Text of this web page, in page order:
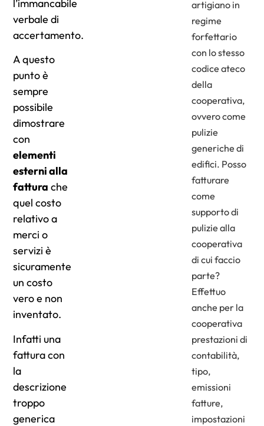
l’immancabile
verbale di
accertamento.
A questo
punto è
sempre
possibile
dimostrare
con
elementi
esterni alla
fattura che
quel costo
relativo a
merci o
servizi è
sicuramente
un costo
vero e non
inventato.
Infatti una
fattura con
la
descrizione
troppo
generica
artigiano in
regime
forfettario
con lo stesso
codice ateco
della
cooperativa,
ovvero come
pulizie
generiche di
edifici. Posso
fatturare
come
supporto di
pulizie alla
cooperativa
di cui faccio
parte?
Effettuo
anche per la
cooperativa
prestazioni di
contabilità,
tipo,
emissioni
fatture,
impostazioni